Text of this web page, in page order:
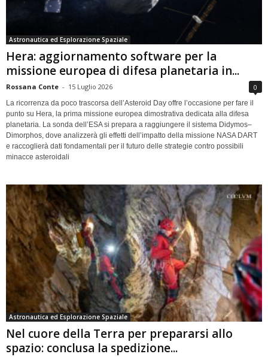
Astronautica ed Esplorazione Spaziale
Hera: aggiornamento software per la
missione europea di difesa planetaria in...
Rossana Conte - 15 Luglio 2026 0
La ricorrenza da poco trascorsa dell’Asteroid Day offre l’occasione per fare il
punto su Hera, la prima missione europea dimostrativa dedicata alla difesa
planetaria. La sonda dell’ESA si prepara a raggiungere il sistema Didymos–
Dimorphos, dove analizzerà gli effetti dell’impatto della missione NASA DART
e raccoglierà dati fondamentali per il futuro delle strategie contro possibili
minacce asteroidali
Astronautica ed Esplorazione Spaziale
Nel cuore della Terra per prepararsi allo
spazio: conclusa la spedizione...